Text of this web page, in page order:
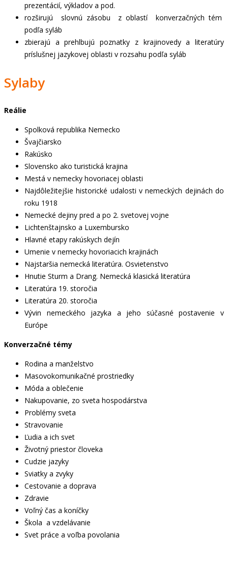
prezentácií, výkladov a pod.
rozširujú slovnú zásobu z oblastí konverzačných tém
podľa syláb
zbierajú a prehlbujú poznatky z krajinovedy a literatúry
príslušnej jazykovej oblasti v rozsahu podľa syláb
Sylaby
Reálie
Spolková republika Nemecko
Švajčiarsko
Rakúsko
Slovensko ako turistická krajina
Mestá v nemecky hovoriacej oblasti
Najdôležitejšie historické udalosti v nemeckých dejinách do
roku 1918
Nemecké dejiny pred a po 2. svetovej vojne
Lichtenštajnsko a Luxembursko
Hlavné etapy rakúskych dejín
Umenie v nemecky hovoriacich krajinách
Najstaršia nemecká literatúra. Osvietenstvo
Hnutie Sturm a Drang. Nemecká klasická literatúra
Literatúra 19. storočia
Literatúra 20. storočia
Vývin nemeckého jazyka a jeho súčasné postavenie v
Európe
Konverzačné témy
Rodina a manželstvo
Masovokomunikačné prostriedky
Móda a oblečenie
Nakupovanie, zo sveta hospodárstva
Problémy sveta
Stravovanie
Ľudia a ich svet
Životný priestor človeka
Cudzie jazyky
Sviatky a zvyky
Cestovanie a doprava
Zdravie
Voľný čas a koníčky
Škola a vzdelávanie
Svet práce a voľba povolania